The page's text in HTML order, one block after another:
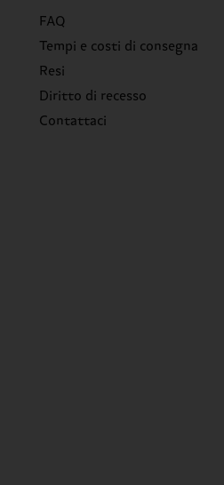
FAQ
Tempi e costi di consegna
Resi
Diritto di recesso
Contattaci